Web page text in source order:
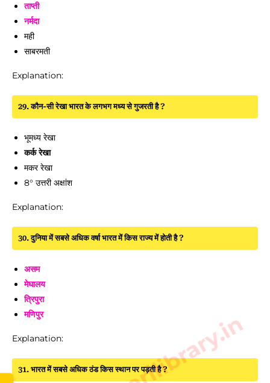
ताप्ती
नर्मदा
मही
साबरमती
Explanation:
29. कौन-सी रेखा भारत के लगभग मध्य से गुजरती है ?
भूमध्य रेखा
कर्क रेखा
मकर रेखा
8° उत्तरी अक्षांश
Explanation:
30. दुनिया में सबसे अधिक वर्षा भारत में किस राज्य में होती है ?
असम
मेघालय
त्रिपुरा
मणिपुर
Explanation:
31. भारत में सबसे अधिक ठंड किस स्थान पर पड़ती है ?